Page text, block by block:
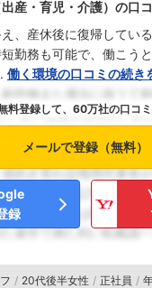
の企業もフォローしませ
産・育児・介護）の口コ
、産休後に復帰してい
勤務も可能で、働こう
働く環境の口コミの続き
料登録して、60万社の口コ
メールで登録（無料）
録
20代後半女性 正社員